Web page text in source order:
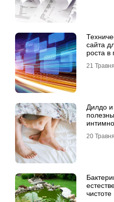
сайта
роста в
21
Дилдо и
20